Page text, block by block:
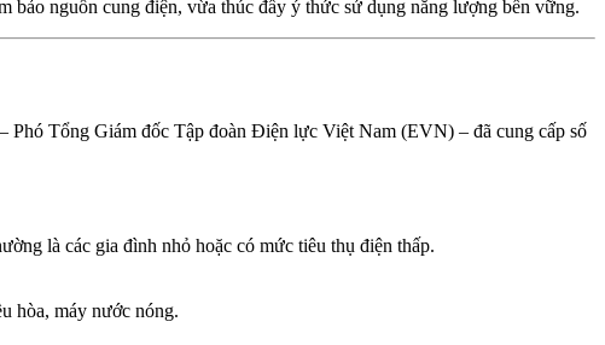
bảo nguồn cung điện, vừa thúc đẩy ý thức sử dụng năng lượng bền vững.
Phó Tổng Giám đốc Tập đoàn Điện lực Việt Nam (EVN) – đã cung cấp số
là các gia đình nhỏ hoặc có mức tiêu thụ điện thấp.
hòa, máy nước nóng.